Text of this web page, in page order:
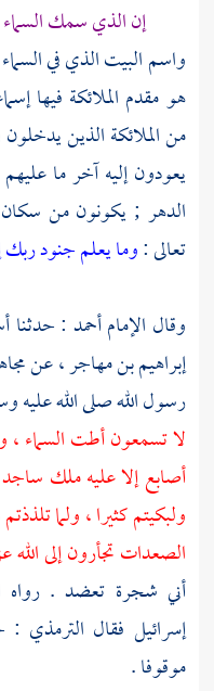
إن الذي سمك السماء
واسم البيت الذي في
هو مقدم الملائكة فيها
من الملائكة الذين
يعودون إليه آخر ما
الدهر ; يكونون من سكان
تعالى :وما يعلم جنود ربك
وقال الإمامأحمد : حدثنا
إبراهيم بن مهاجر، عن
رسول الله صلى الله عليه
لا تسمعون أطت السماء ،
أصابع إلا عليه ملك
ولبكيتم كثيرا ، ولما
الصعدات تجأرون إلى
أني شجرة تعضد . رواه
إسرائيل فقال الترمذي :
موقوفا .